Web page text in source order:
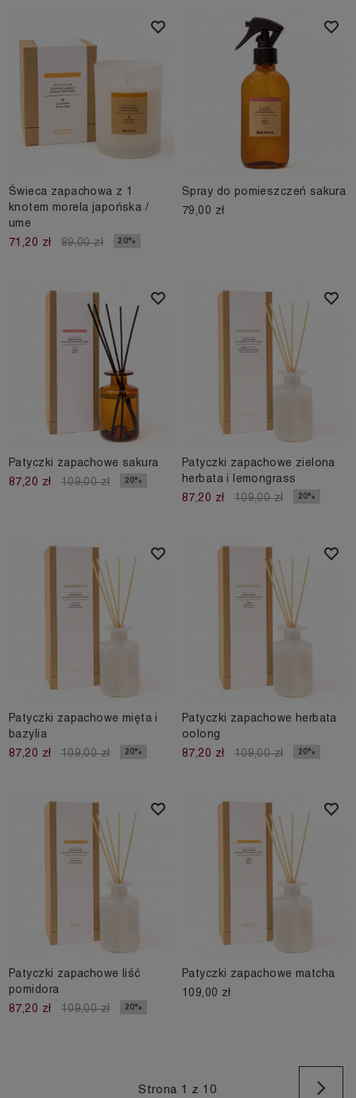
Świeca zapachowa z 1
knotem morela japońska /
ume
71,20 zł
89,00 zł 20%
Spray do pomieszczeń sakura
79,00 zł
Patyczki zapachowe sakura
87,20 zł
109,00 zł 20%
Patyczki zapachowe zielona
herbata i lemongrass
87,20 zł
109,00 zł 20%
Patyczki zapachowe mięta i
bazylia
87,20 zł
109,00 zł 20%
Patyczki zapachowe herbata
oolong
87,20 zł
109,00 zł 20%
Patyczki zapachowe liść
pomidora
87,20 zł
109,00 zł 20%
Patyczki zapachowe matcha
109,00 zł
Strona 1 z 10